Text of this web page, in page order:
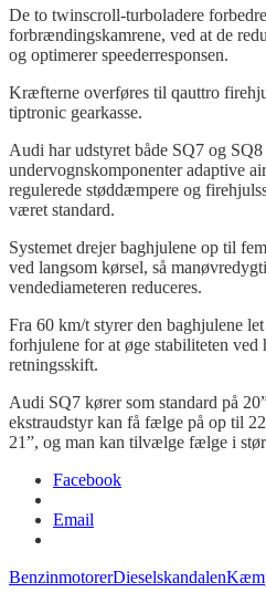
De to twinscroll-turboladere
forbrændingskamrene, ved at de
og optimerer speederresponsen.
Kræfterne overføres til qauttro
tiptronic gearkasse.
Audi har udstyret både SQ7 og
undervognskomponenter adaptive
regulerede støddæmpere og
været standard.
Systemet drejer baghjulene op til
ved langsom kørsel, så
vendediameteren reduceres.
Fra 60 km/t styrer den baghjulene
forhjulene for at øge stabiliteten ved
retningsskift.
Audi SQ7 kører som standard på
ekstraudstyr kan få fælge på op til
21”, og man kan tilvælge fælge i
Facebook
Email
BenzinmotorerDieselskandalen